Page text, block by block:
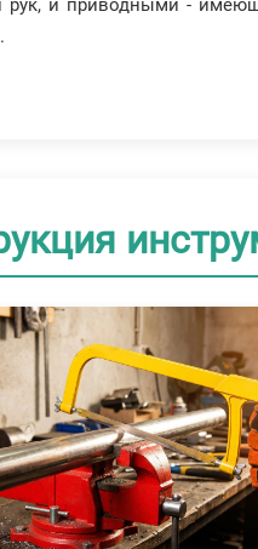
рук, и приводными -